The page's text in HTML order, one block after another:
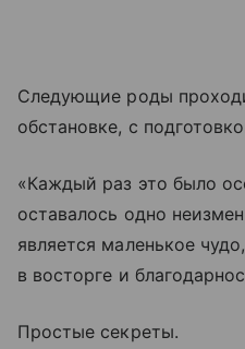
Следующие роды
обстановке, с
«Каждый раз это было
оставалось одно
является маленькое
в восторге и
Простые секреты.